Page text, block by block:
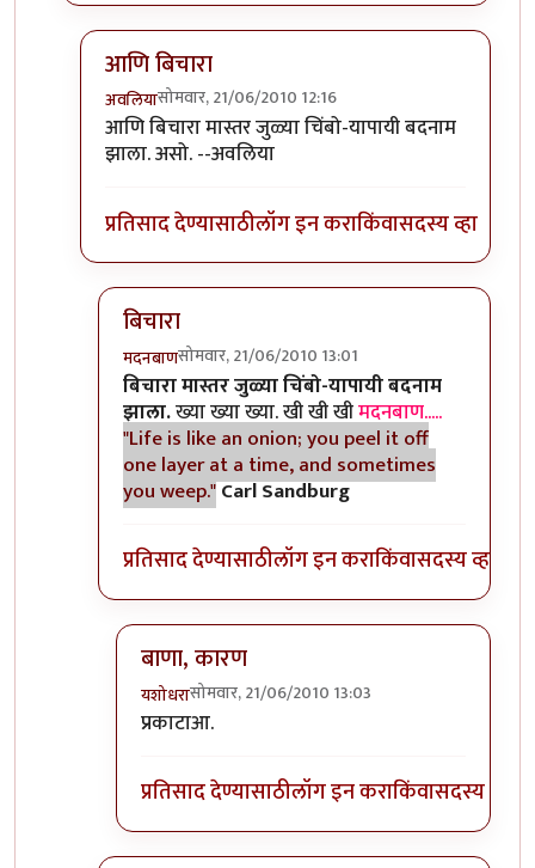
आणि बिचारा
अवलियासोमवार, 21/06/2010 12:16
In reply to>>मिपावरbyअवलिया
आणि बिचारा मास्तर जुळ्या चिंबो-यापायी बदनाम
झाला. असो. --अवलिया
प्रतिसाद देण्यासाठीलॉग इन कराकिंवासदस्य व्हा
बिचारा
मदनबाणसोमवार, 21/06/2010 13:01
In reply toआणि बिचाराbyअवलिया
बिचारा मास्तर जुळ्या चिंबो-यापायी बदनाम
झाला.ख्या ख्या ख्या. खी खी खीमदनबाण.....
"Life is like an onion; you peel it off
one layer at a time, and sometimes
you weep."Carl Sandburg
प्रतिसाद देण्यासाठीलॉग इन कराकिंवासदस्य व्हा
बाणा, कारण
यशोधरासोमवार, 21/06/2010 13:03
In reply to
प्रकाटाआ.
प्रतिसाद देण्यासाठीलॉग इन कराकिंवासदस्य व्हा